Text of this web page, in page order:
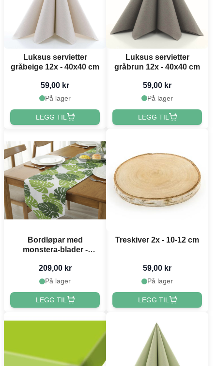
Luksus servietter
gråbeige 12x - 40x40 cm
59,00 kr
På lager
LEGG TIL
Luksus servietter
gråbrun 12x - 40x40 cm
59,00 kr
På lager
LEGG TIL
Bordløpar med
monstera-blader -
209,00 kr
På lager
LEGG TIL
Treskiver 2x - 10-12 cm
59,00 kr
På lager
LEGG TIL